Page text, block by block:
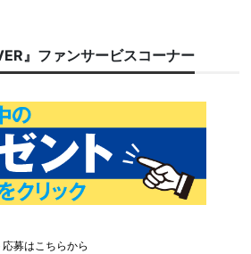
』ファンサービスコーナー
募はこちらから